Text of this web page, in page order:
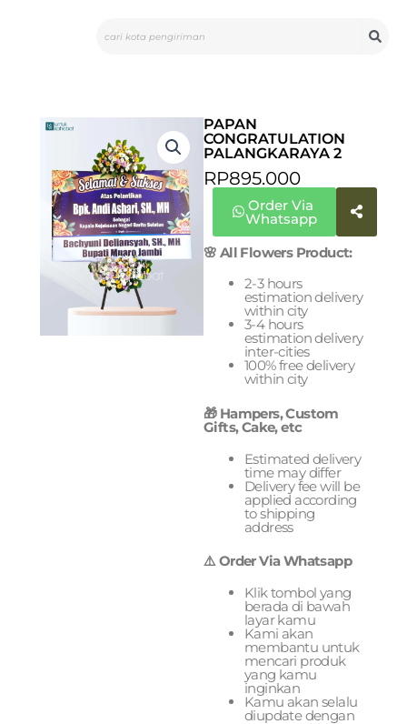
PAPAN
CONGRATULATION
PALANGKARAYA 2
RP895.000
Order Via
Whatsapp
🌸 All Flowers Product:
2-3 hours
estimation delivery
within city
3-4 hours
estimation delivery
inter-cities
100% free delivery
within city
🎁 Hampers, Custom
Gifts, Cake, etc
Estimated delivery
time may differ
Delivery fee will be
applied according
to shipping
address
⚠️ Order Via Whatsapp
Klik tombol yang
berada di bawah
layar kamu
Kami akan
membantu untuk
mencari produk
yang kamu
inginkan
Kamu akan selalu
diupdate dengan